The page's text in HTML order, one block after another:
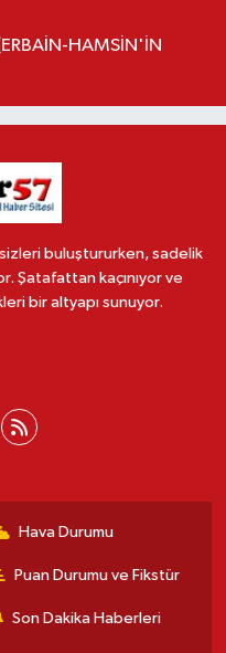
HAMSİN'İN
buluştururken, sadelik
Şatafattan kaçınıyor ve
bir altyapı sunuyor.
Hava Durumu
Puan Durumu ve Fikstür
Son Dakika Haberleri